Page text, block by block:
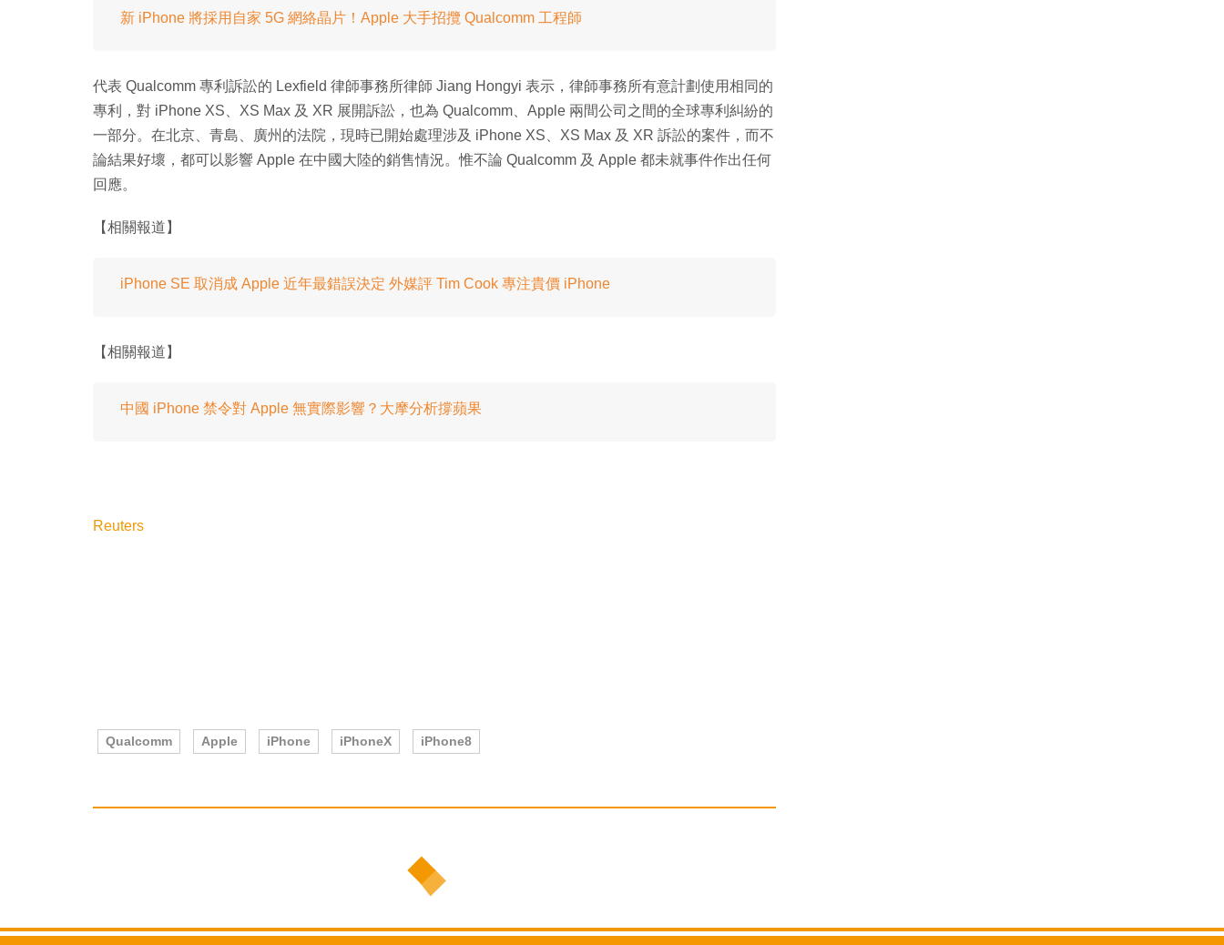
新 iPhone 將採用自家 5G 網絡晶片！Apple 大手招攬 Qualcomm 工程師
代表 Qualcomm 專利訴訟的 Lexfield 律師事務所律師 Jiang Hongyi 表示，律師事務所有意計劃使用相同的
專利，對 iPhone XS、XS Max 及 XR 展開訴訟，也為 Qualcomm、Apple 兩間公司之間的全球專利糾紛的
一部分。在北京、青島、廣州的法院，現時已開始處理涉及 iPhone XS、XS Max 及 XR 訴訟的案件，而不
論結果好壞，都可以影響 Apple 在中國大陸的銷售情況。惟不論 Qualcomm 及 Apple 都未就事件作出任何
回應。
【相關報道】
iPhone SE 取消成 Apple 近年最錯誤決定 外媒評 Tim Cook 專注貴價 iPhone
【相關報道】
中國 iPhone 禁令對 Apple 無實際影響？大摩分析撐蘋果
Reuters
Qualcomm Apple iPhone iPhoneX iPhone8